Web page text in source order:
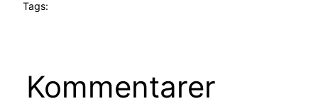
Tags:
Kommentarer